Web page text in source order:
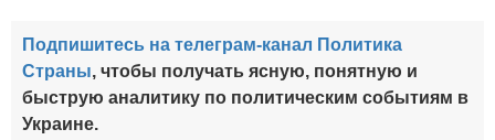
Подпишитесь на телеграм-канал Политика
Страны, чтобы получать ясную, понятную и
быструю аналитику по политическим событиям в
Украине.